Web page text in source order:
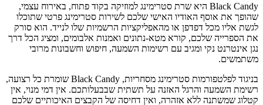
Black Candy היא שרת סטרימינג למוזיקה בקוד פתוח, באירוח עצמי,
שהופך את אוסף האודיו האישי שלכם לשירות סטרימינג פרטי שתוכלו
לגשת אליו מכל דפדפן או מהאפליקציות הרשמיות שלו לנייד. הוא סורק
את הספרייה שלכם, קורא מטא-נתונים ואמנות אלבומים, ומציג הכל דרך
נגן אינטרנט נקי ומגיב עם רשימות השמעה, חיפוש וחשבונות מרובי
משתמשים.
בניגוד לפלטפורמות סטרימינג מסחריות, Black Candy שומרת כל רצועה,
רשימת השמעה והרגל האזנה על תשתית שבבעלותכם. אין דמי מנוי, אין
קטלוג שמשתנה ללא אזהרה, ואין דחיסה של הקבצים האיכותיים שלכם